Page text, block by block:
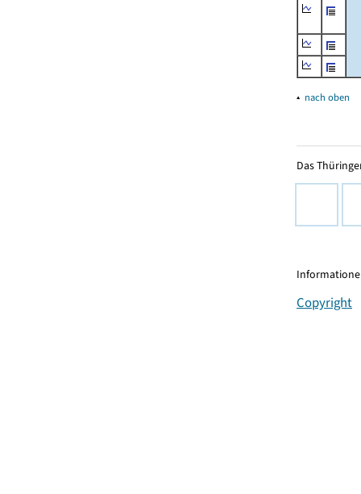
▴ nach oben
Das
Copyright